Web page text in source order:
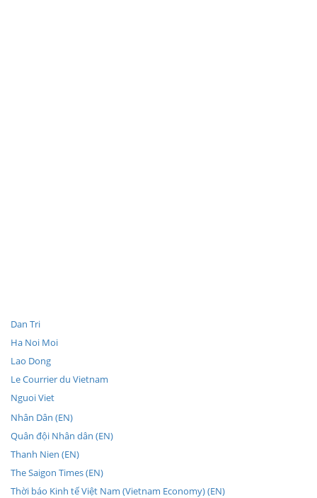
Dan Tri
Ha Noi Moi
Lao Dong
Le Courrier du Vietnam
Nguoi Viet
Nhân Dân (EN)
Quân đội Nhân dân (EN)
Thanh Nien (EN)
The Saigon Times (EN)
Thời báo Kinh tế Việt Nam (Vietnam Economy) (EN)